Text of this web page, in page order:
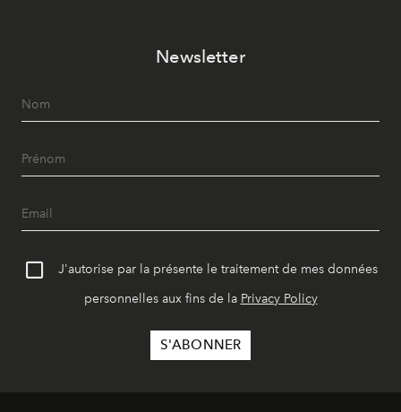
Newsletter
J'autorise par la présente le traitement de mes données
personnelles aux fins de la Privacy Policy